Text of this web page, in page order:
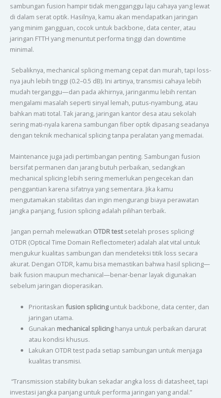
sambungan fusion hampir tidak mengganggu laju cahaya yang lewat
di dalam serat optik. Hasilnya, kamu akan mendapatkan jaringan
yang minim gangguan, cocok untuk backbone, data center, atau
jaringan FTTH yang menuntut performa tinggi dan downtime
minimal.
Sebaliknya, mechanical splicing memang cepat dan murah, tapi loss-
nya jauh lebih tinggi (0.2–0.5 dB). Ini artinya, transmisi cahaya lebih
mudah terganggu—dan pada akhirnya, jaringanmu lebih rentan
mengalami masalah seperti sinyal lemah, putus-nyambung, atau
bahkan mati total. Tak jarang, jaringan kantor desa atau sekolah
sering mati-nyala karena sambungan fiber optik dipasang seadanya
dengan teknik mechanical splicing tanpa peralatan yang memadai.
Maintenance juga jadi pertimbangan penting. Sambungan fusion
bersifat permanen dan jarang butuh perbaikan, sedangkan
mechanical splicing lebih sering memerlukan pengecekan dan
penggantian karena sifatnya yang sementara. Jika kamu
mengutamakan stabilitas dan ingin mengurangi biaya perawatan
jangka panjang, fusion splicing adalah pilihan terbaik.
Jangan pernah melewatkan OTDR testsetelah proses splicing!
OTDR (Optical Time Domain Reflectometer) adalah alat vital untuk
mengukur kualitas sambungan dan mendeteksi titik loss secara
akurat. Dengan OTDR, kamu bisa memastikan bahwa hasil splicing—
baik fusion maupun mechanical—benar-benar layak digunakan
sebelum jaringan dioperasikan.
Prioritaskan fusion splicinguntuk backbone, data center, dan
jaringan utama.
Gunakan mechanical splicinghanya untuk perbaikan darurat
atau kondisi khusus.
Lakukan OTDR test pada setiap sambungan untuk menjaga
kualitas transmisi.
“Transmission stability bukan sekadar angka loss di datasheet, tapi
investasi jangka panjang untuk performa jaringan yang andal.”